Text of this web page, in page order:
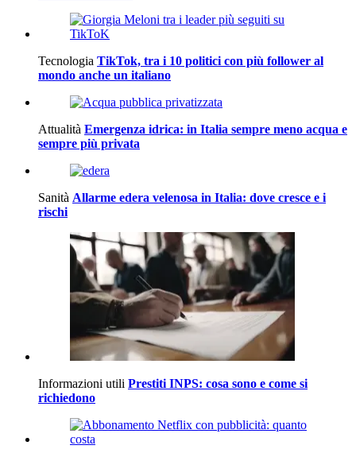
Tecnologia TikTok, tra i 10 politici con più follower al
mondo anche un italiano
Attualità Emergenza idrica: in Italia sempre meno acqua e
sempre più privata
Sanità Allarme edera velenosa in Italia: dove cresce e i
rischi
Informazioni utili Prestiti INPS: cosa sono e come si
richiedono